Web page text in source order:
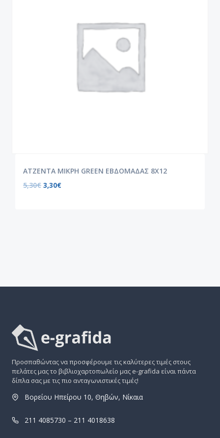
ATZENTA ΜΙΚΡΗ GREEN ΕΒΔΟΜΑΔΑΣ 8Χ12
5,30€ 3,30€
Προσπαθώντας να προσφέρουμε τις καλύτερες τιμές στους
πελάτες μας το βιβλιοχαρτοπωλείο μας e-grafida είναι πάντα
δίπλα σας με τις πιο ανταγωνιστικές τιμές!
Βορείου Ηπείρου 10, Θηβών, Νίκαια
211 4085730 – 211 4018638